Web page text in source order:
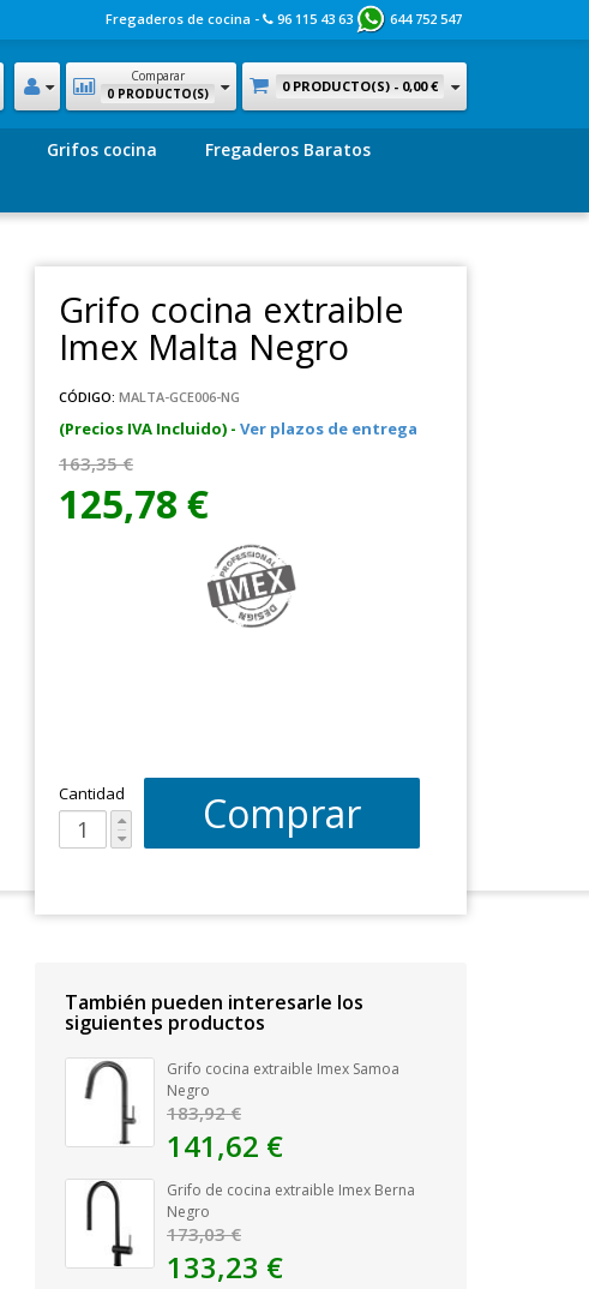
Fregaderos de cocina - 96 115 43 63 644 752 547
0 PRODUCTO(S) - 0,00 €
Comparar
0 PRODUCTO(S)
Grifos cocina
Fregaderos Baratos
Grifo cocina extraible
Imex Malta Negro
CÓDIGO: MALTA-GCE006-NG
(Precios IVA Incluido) - Ver plazos de entrega
163,35 €
125,78 €
Cantidad Comprar
También pueden interesarle los
siguientes productos
Grifo cocina extraible Imex Samoa
Negro
183,92 €
141,62 €
Grifo de cocina extraible Imex Berna
Negro
173,03 €
133,23 €